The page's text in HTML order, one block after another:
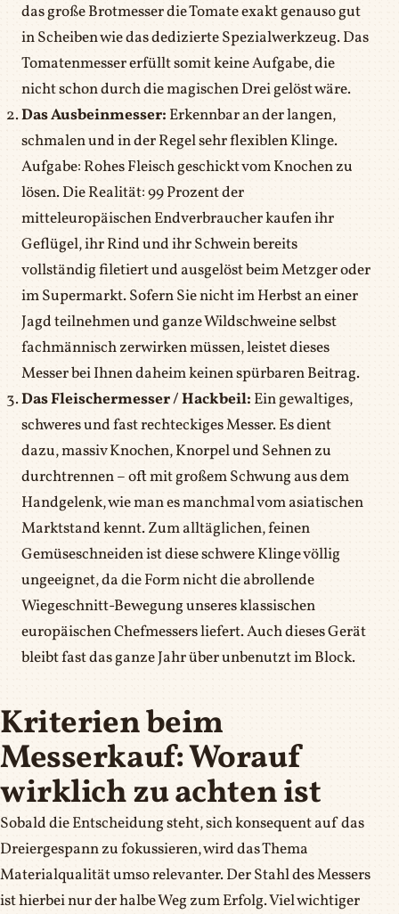
das große Brotmesser die Tomate exakt genauso gut
in Scheiben wie das dedizierte Spezialwerkzeug. Das
Tomatenmesser erfüllt somit keine Aufgabe, die
nicht schon durch die magischen Drei gelöst wäre.
Das Ausbeinmesser: Erkennbar an der langen,
schmalen und in der Regel sehr flexiblen Klinge.
Aufgabe: Rohes Fleisch geschickt vom Knochen zu
lösen. Die Realität: 99 Prozent der
mitteleuropäischen Endverbraucher kaufen ihr
Geflügel, ihr Rind und ihr Schwein bereits
vollständig filetiert und ausgelöst beim Metzger oder
im Supermarkt. Sofern Sie nicht im Herbst an einer
Jagd teilnehmen und ganze Wildschweine selbst
fachmännisch zerwirken müssen, leistet dieses
Messer bei Ihnen daheim keinen spürbaren Beitrag.
Das Fleischermesser / Hackbeil: Ein gewaltiges,
schweres und fast rechteckiges Messer. Es dient
dazu, massiv Knochen, Knorpel und Sehnen zu
durchtrennen – oft mit großem Schwung aus dem
Handgelenk, wie man es manchmal vom asiatischen
Marktstand kennt. Zum alltäglichen, feinen
Gemüseschneiden ist diese schwere Klinge völlig
ungeeignet, da die Form nicht die abrollende
Wiegeschnitt-Bewegung unseres klassischen
europäischen Chefmessers liefert. Auch dieses Gerät
bleibt fast das ganze Jahr über unbenutzt im Block.
Kriterien beim
Messerkauf: Worauf
wirklich zu achten ist
Sobald die Entscheidung steht, sich konsequent auf das
Dreiergespann zu fokussieren, wird das Thema
Materialqualität umso relevanter. Der Stahl des Messers
ist hierbei nur der halbe Weg zum Erfolg. Viel wichtiger